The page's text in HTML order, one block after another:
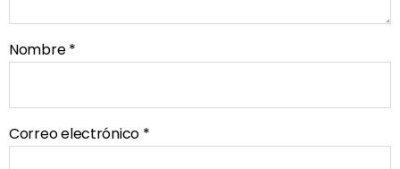
Nombre*
Correo electrónico *